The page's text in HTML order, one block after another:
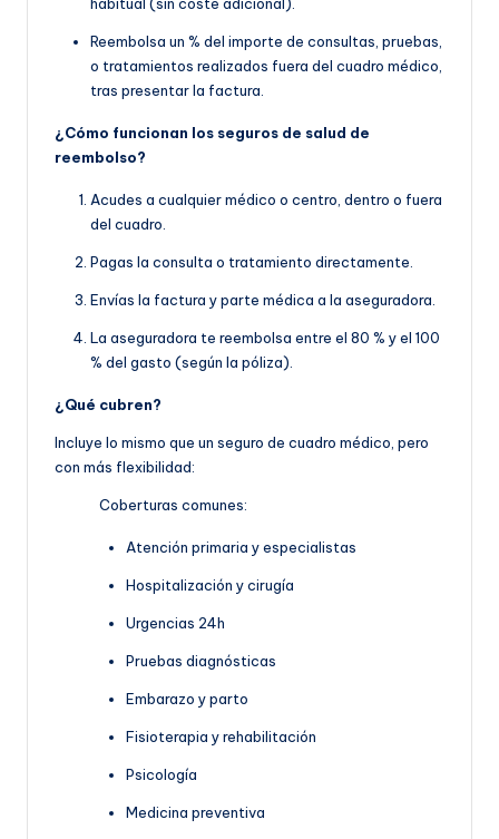
Reembolsa un % del importe de consultas, pruebas,
o tratamientos realizados fuera del cuadro médico,
tras presentar la factura.
¿Cómo funcionan los seguros de salud de
reembolso?
Acudes a cualquier médico o centro, dentro o fuera
del cuadro.
Pagas la consulta o tratamiento directamente.
Envías la factura y parte médica a la aseguradora.
La aseguradora te reembolsa entre el 80 % y el 100
% del gasto (según la póliza).
¿Qué cubren?
Incluye lo mismo que un seguro de cuadro médico, pero
con más flexibilidad:
Coberturas comunes:
Atención primaria y especialistas
Hospitalización y cirugía
Urgencias 24h
Pruebas diagnósticas
Embarazo y parto
Fisioterapia y rehabilitación
Psicología
Medicina preventiva